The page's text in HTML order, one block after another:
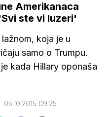
Amerikanaca
ste vi luzeri'
koja je u
samo o Trumpu.
kada Hillary oponaša
05.10.2015 09:25